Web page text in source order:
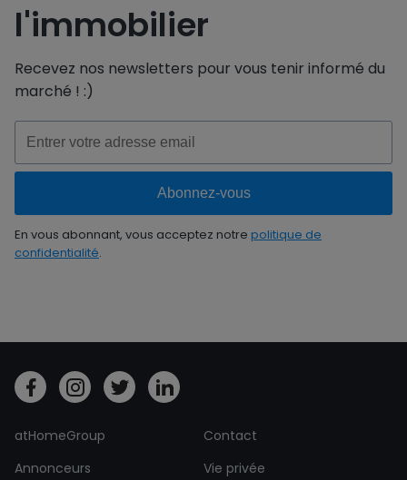
l'immobilier
Recevez nos newsletters pour vous tenir informé du
marché ! :)
En vous abonnant, vous acceptez notre politique de
confidentialité.
atHomeGroup
Contact
Annonceurs
Vie privée